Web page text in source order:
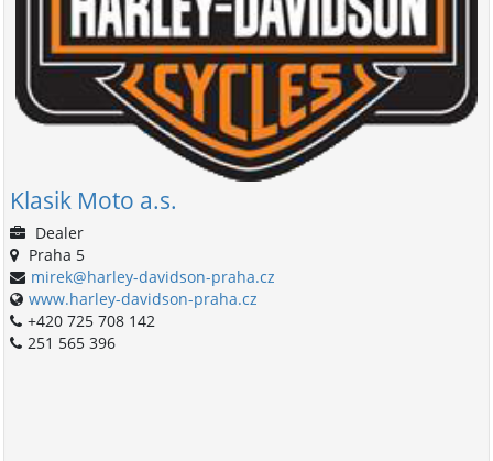
Klasik Moto a.s.
Dealer
Praha 5
mirek@harley-davidson-praha.cz
www.harley-davidson-praha.cz
+420 725 708 142
251 565 396